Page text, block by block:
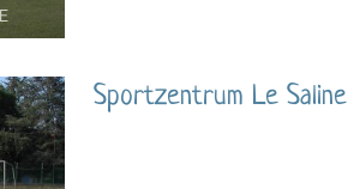
Sportzentrum Le Saline